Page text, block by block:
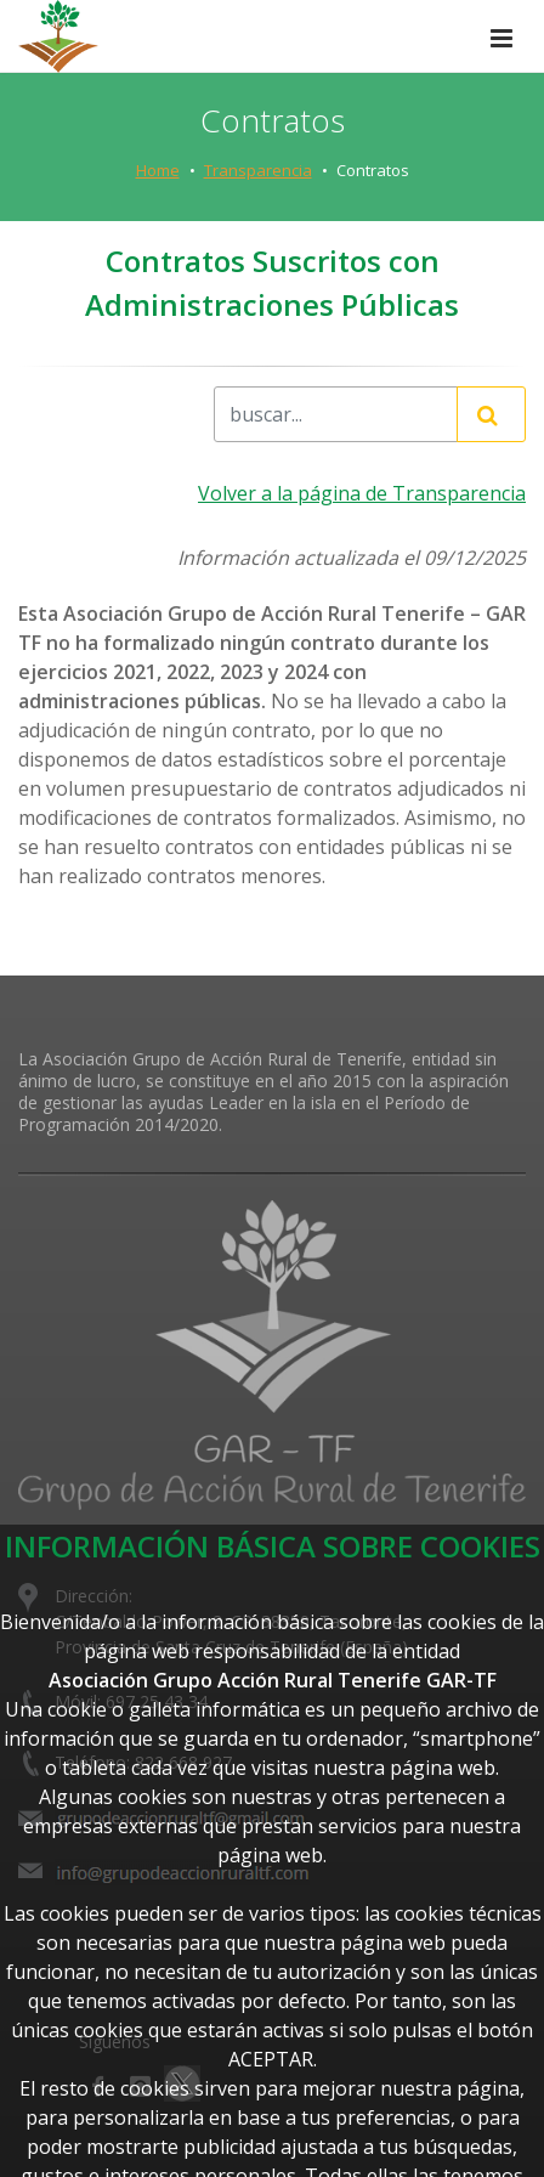
Contratos
Home Transparencia Contratos
Contratos Suscritos con
Administraciones Públicas
Volver a la página de Transparencia
Información actualizada el 09/12/2025
Esta Asociación Grupo de Acción Rural Tenerife – GAR
TF no ha formalizado ningún contrato durante los
ejercicios 2021, 2022, 2023 y 2024 con
administraciones públicas. No se ha llevado a cabo la
adjudicación de ningún contrato, por lo que no
disponemos de datos estadísticos sobre el porcentaje
en volumen presupuestario de contratos adjudicados ni
modificaciones de contratos formalizados. Asimismo, no
se han resuelto contratos con entidades públicas ni se
han realizado contratos menores.
La Asociación Grupo de Acción Rural de Tenerife, entidad sin
ánimo de lucro, se constituye en el año 2015 con la aspiración
de gestionar las ayudas Leader en la isla en el Período de
Programación 2014/2020.
Dirección:
C/Teobaldo Power, 2. CP: 38350, Tacoronte,
Provincia de Santa Cruz de Tenerife (España)
Móvil: 697 25 43 34
Teléfono: 822 668 927
Síguenos
INFORMACIÓN BÁSICA SOBRE COOKIES
Bienvenida/o a la información básica sobre las cookies de la
página web responsabilidad de la entidad
Asociación Grupo Acción Rural Tenerife GAR-TF
Una cookie o galleta informática es un pequeño archivo de
información que se guarda en tu ordenador, “smartphone”
o tableta cada vez que visitas nuestra página web.
Algunas cookies son nuestras y otras pertenecen a
empresas externas que prestan servicios para nuestra
página web.
Las cookies pueden ser de varios tipos: las cookies técnicas
son necesarias para que nuestra página web pueda
funcionar, no necesitan de tu autorización y son las únicas
que tenemos activadas por defecto. Por tanto, son las
únicas cookies que estarán activas si solo pulsas el botón
ACEPTAR.
El resto de cookies sirven para mejorar nuestra página,
para personalizarla en base a tus preferencias, o para
poder mostrarte publicidad ajustada a tus búsquedas,